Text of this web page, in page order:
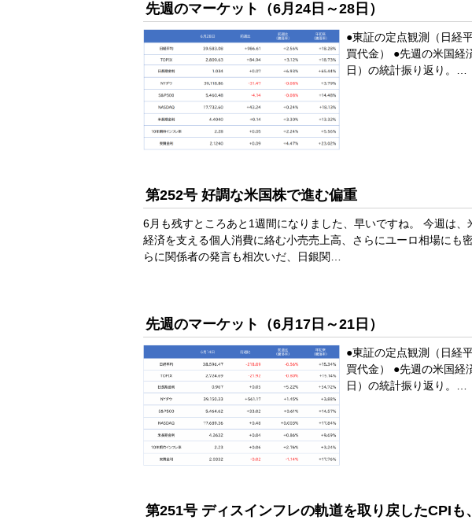
先週のマーケット（6月24日～28日）
●東証の定点観測（日
買代金） ●先週の米国経
日）の統計振り返り。…
第252号 好調な米国株で進む偏重
6月も残すところあと1週間になりました、早いですね。 今週は
経済を支える個人消費に絡む小売売上高、さらにユーロ相場にも
らに関係者の発言も相次いだ、日銀関…
先週のマーケット（6月17日～21日）
●東証の定点観測（日
買代金） ●先週の米国経
日）の統計振り返り。…
第251号 ディスインフレの軌道を取り戻したCPI